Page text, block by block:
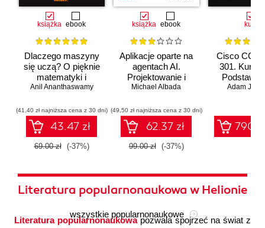
książka ebook
Dlaczego maszyny
się uczą? O pięknie
matematyki i
działaniu
sztucznej
Anil Ananthaswamy
(41,40 zł najniższa cena z 30 dni)
43.47 zł
69.00 zł (-37%)
książka ebook
Aplikacje oparte na
agentach AI.
Projektowanie i
wdrażanie
wieloagentowych
Michael Albada
(49,50 zł najniższa cena z 30 dni)
62.37 zł
99.00 zł (-37%)
kurs
Cisco
301. Kurs
Podstawy
Adam
Literatura popularnonaukowa w Helionie
Literatura popularnonaukowapozwala spojrzeć na świat z
wszystkie popularnonaukowe